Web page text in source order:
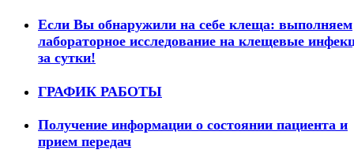
Если Вы обнаружили на себе клеща: выполняем
лабораторное исследование на клещевые
за сутки!
ГРАФИК РАБОТЫ
Получение информации о состоянии пациента и
прием передач